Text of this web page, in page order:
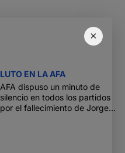
×
LUTO EN LA AFA
AFA dispuso un minuto de
silencio en todos los partidos
por el fallecimiento de Jorge